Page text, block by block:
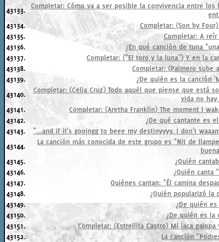
43133.
Completar: Cómo va a ser posible la convivencia entre
43134.
Completar: (Son by
43135.
Completar: A
43136.
¿En qué canción de tuna
43137.
Completar: (''El toro y la luna'') Y en la
43138.
Completar: (Palmero sube
43139.
¿De quién es la canción
43140.
Completar: (Celia Cruz) Todo aquél que piense que está
vida no
43141.
Completar: (Aretha Franklin) The moment I
43142.
¿De qué cantante es
43143.
"...and if it's gooingg to beee my destinyyyy, I don't
43144.
La canción más conocida de este grupo es "Nit de
43145.
¿Quién
43146.
¿Quién canta
43147.
Quiénes cantan: "Él camina
43148.
¿Quién popularizó la
43149.
¿De quién
43150.
¿De quién es la
43151.
Completar: (Estrellita Castro) Mi jaca
43152.
La canción